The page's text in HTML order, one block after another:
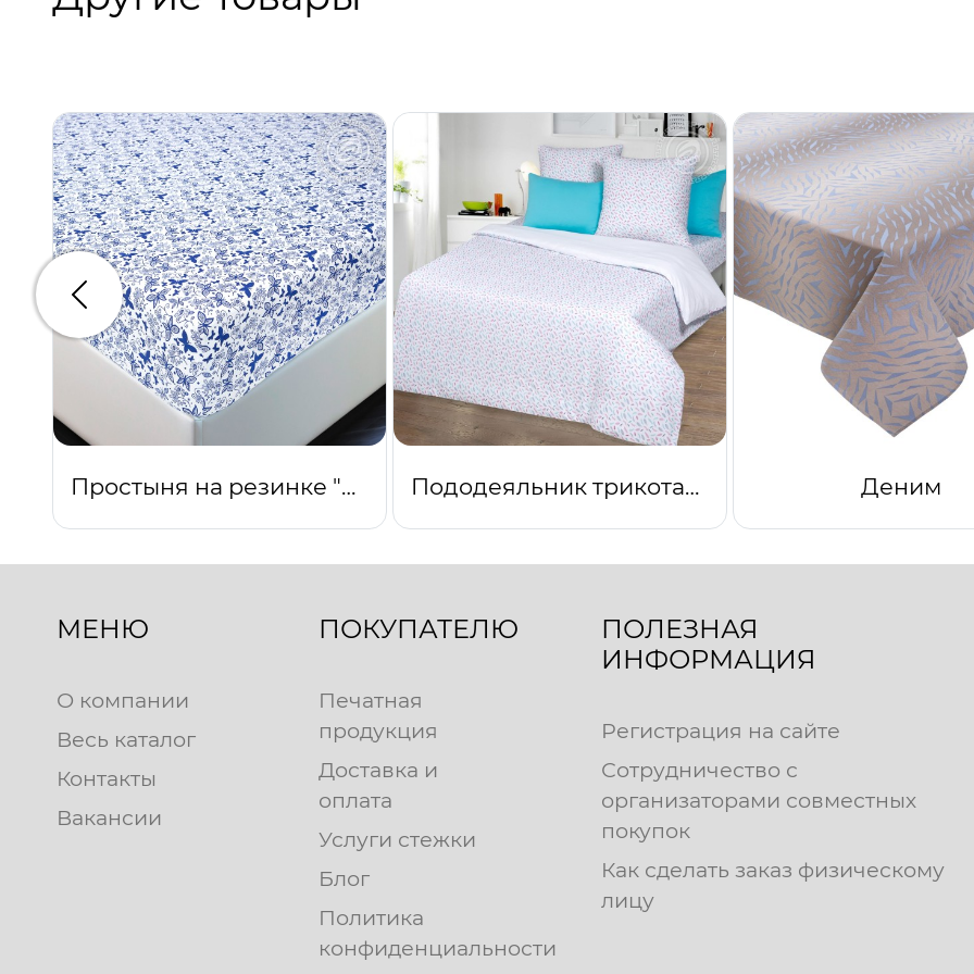
Простыня на резинке "Мотылек" Пододеяльник трикотажный на молнии Перышко Деним
Предыдущий
МЕНЮ
О компании
Весь каталог
Контакты
Вакансии
ПОКУПАТЕЛЮ
Печатная
продукция
Доставка и
оплата
Услуги стежки
Блог
Политика
конфиденциальности
ПОЛЕЗНАЯ
ИНФОРМАЦИЯ
Регистрация на сайте
Сотрудничество с
организаторами совместных
покупок
Как сделать заказ физическому
лицу